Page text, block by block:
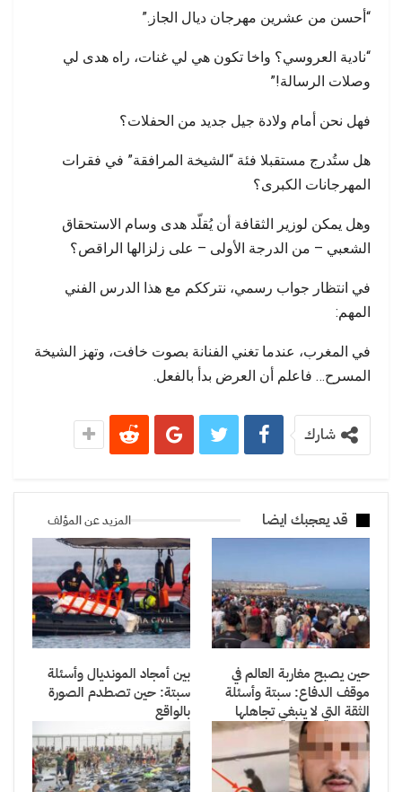
“أحسن من عشرين مهرجان ديال الجاز.”
“نادية العروسي؟ واخا تكون هي لي غنات، راه هدى لي
وصلات الرسالة!”
فهل نحن أمام ولادة جيل جديد من الحفلات؟
هل ستُدرج مستقبلا فئة “الشيخة المرافقة” في فقرات
المهرجانات الكبرى؟
وهل يمكن لوزير الثقافة أن يُقلّد هدى وسام الاستحقاق
الشعبي – من الدرجة الأولى – على زلزالها الراقص؟
في انتظار جواب رسمي، نترككم مع هذا الدرس الفني
المهم:
في المغرب، عندما تغني الفنانة بصوت خافت، وتهز الشيخة
المسرح… فاعلم أن العرض بدأ بالفعل.
شارك
قد يعجبك ايضا المزيد عن المؤلف
حين يصبح مغاربة العالم في
موقف الدفاع: سبتة وأسئلة
الثقة التي لا ينبغي تجاهلها
بين أمجاد المونديال وأسئلة
سبتة: حين تصطدم الصورة
بالواقع